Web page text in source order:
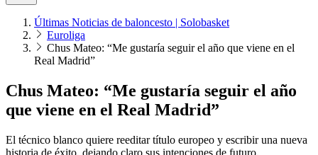
Últimas Noticias de baloncesto | Solobasket
Euroliga
Chus Mateo: “Me gustaría seguir el año que viene en el
Real Madrid”
Chus Mateo: “Me gustaría seguir el año
que viene en el Real Madrid”
El técnico blanco quiere reeditar título europeo y escribir una nueva
historia de éxito, dejando claro sus intenciones de futuro.